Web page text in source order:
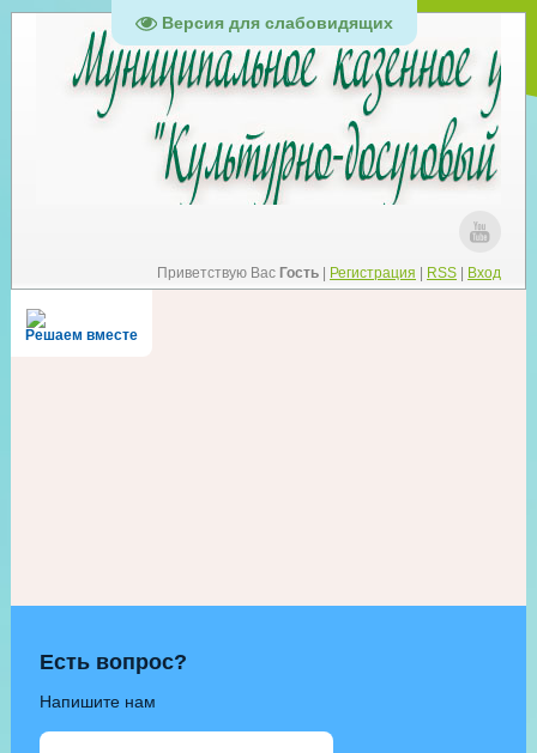
Версия для слабовидящих
Приветствую Вас Гость Регистрация RSS Вход
Решаем вместе
Есть вопрос?
Напишите нам